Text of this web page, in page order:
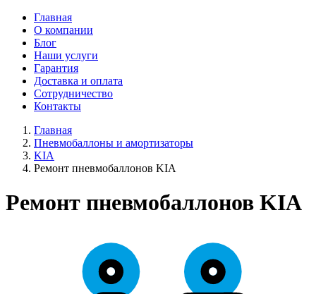
Главная
О компании
Блог
Наши услуги
Гарантия
Доставка и оплата
Сотрудничество
Контакты
Главная
Пневмобаллоны и амортизаторы
KIA
Ремонт пневмобаллонов KIA
Ремонт пневмобаллонов KIA